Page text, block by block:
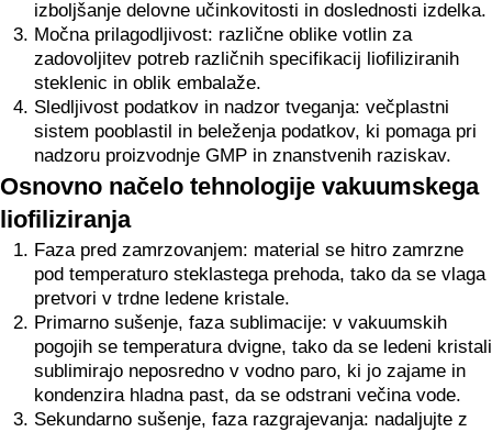
izboljšanje delovne učinkovitosti in doslednosti izdelka.
Močna prilagodljivost: različne oblike votlin za
zadovoljitev potreb različnih specifikacij liofiliziranih
steklenic in oblik embalaže.
Sledljivost podatkov in nadzor tveganja: večplastni
sistem pooblastil in beleženja podatkov, ki pomaga pri
nadzoru proizvodnje GMP in znanstvenih raziskav.
Osnovno načelo tehnologije vakuumskega
liofiliziranja
Faza pred zamrzovanjem: material se hitro zamrzne
pod temperaturo steklastega prehoda, tako da se vlaga
pretvori v trdne ledene kristale.
Primarno sušenje, faza sublimacije: v vakuumskih
pogojih se temperatura dvigne, tako da se ledeni kristali
sublimirajo neposredno v vodno paro, ki jo zajame in
kondenzira hladna past, da se odstrani večina vode.
Sekundarno sušenje, faza razgrajevanja: nadaljujte z